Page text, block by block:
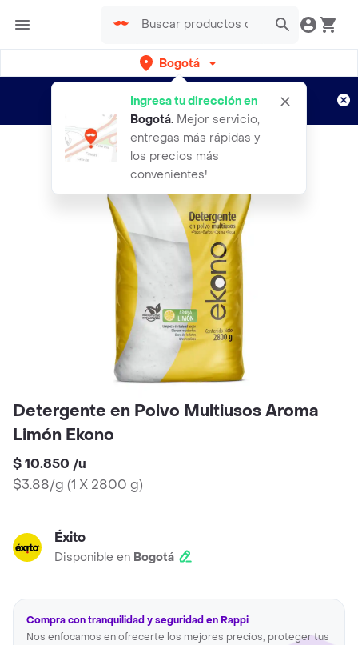
Bogotá
Ingresa tu dirección en
Bogotá. Mejor servicio,
entregas más rápidas y
los precios más
convenientes!
envíos gratis por semanas
Aplican TyC
Detergente en Polvo Multiusos Aroma
Limón Ekono
$ 10.850 /u
$3.88/g (1 X 2800 g)
Éxito
Disponible en Bogotá
Compra con tranquilidad y seguridad en Rappi
Nos enfocamos en ofrecerte los mejores precios, proteger tus